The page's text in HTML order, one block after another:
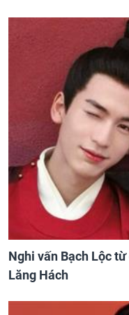
Nghi vấn Bạch Lộc
Lăng Hách